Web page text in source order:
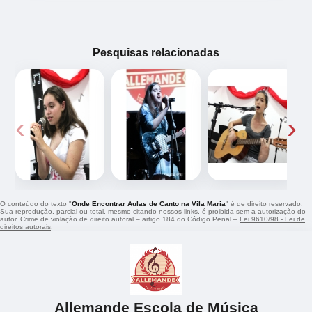
Pesquisas relacionadas
‹ ›
O conteúdo do texto "Onde Encontrar Aulas de Canto na Vila Maria" é de direito reservado.
Sua reprodução, parcial ou total, mesmo citando nossos links, é proibida sem a autorização do
autor. Crime de violação de direito autoral – artigo 184 do Código Penal – Lei 9610/98 - Lei de
direitos autorais
Allemande Escola de Música